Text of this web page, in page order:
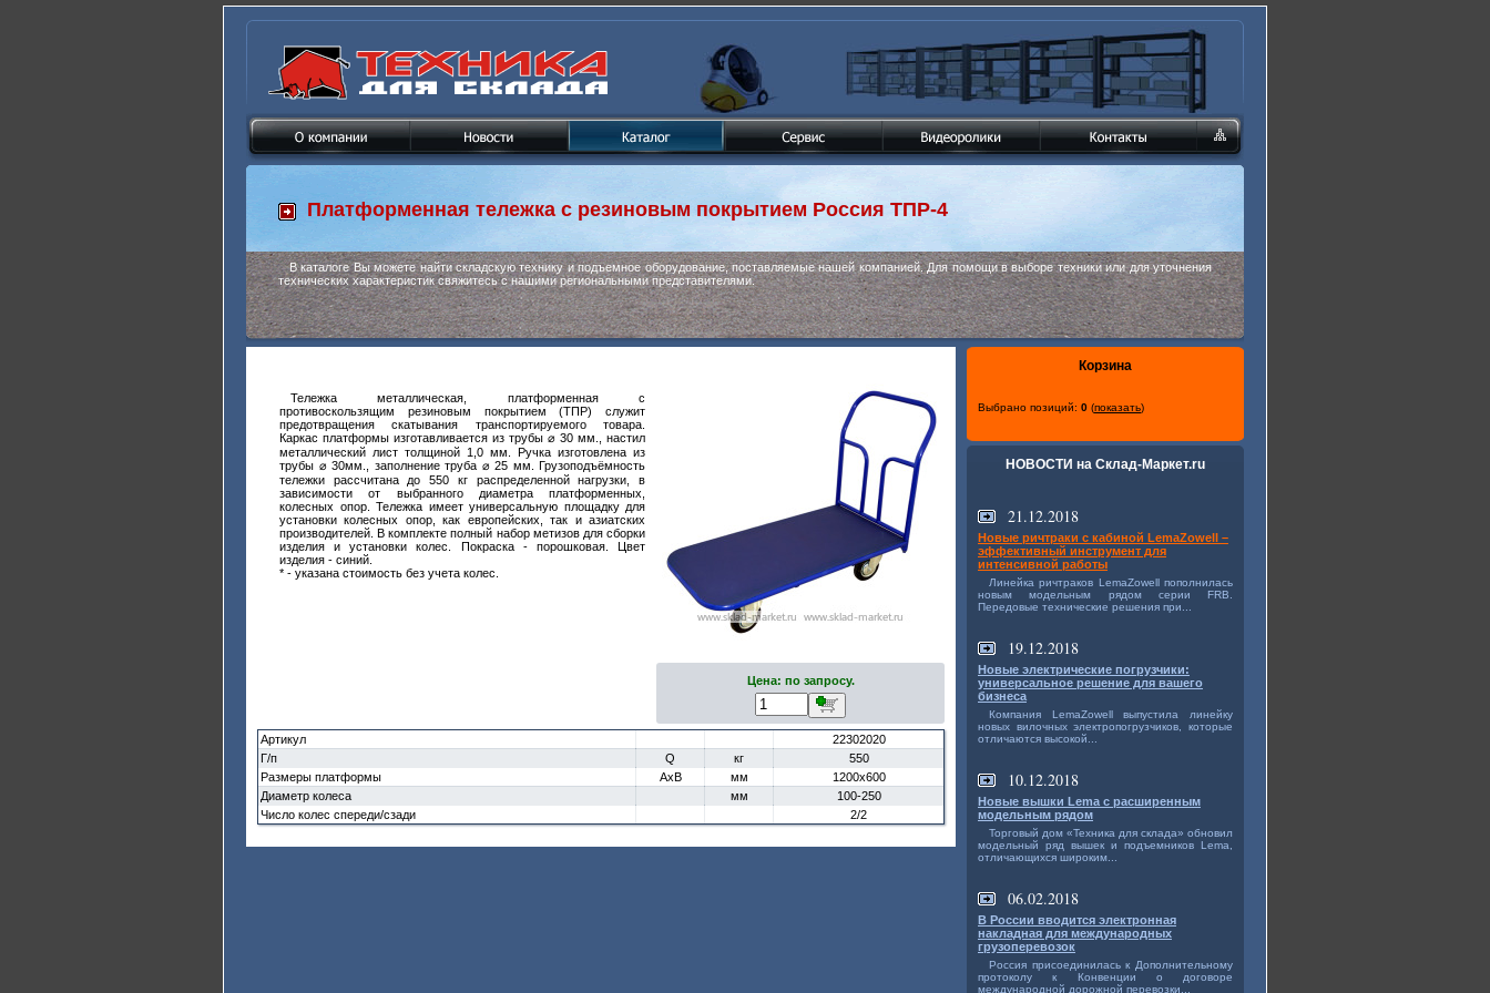
Платформенная тележка с резиновым покрытием Россия ТПР-4
В каталоге Вы можете найти складскую технику и подъемное оборудование, поставляемые нашей компанией. Для помощи в выборе техники или для уточнения
технических характеристик свяжитесь с нашими региональными представителями.
Цена: по запросу.
Тележка металлическая, платформенная с
противоскользящим резиновым покрытием (ТПР) служит
предотвращения скатывания транспортируемого товара.
Каркас платформы изготавливается из трубы ⌀ 30 мм., настил
металлический лист толщиной 1,0 мм. Ручка изготовлена из
трубы ⌀ 30мм., заполнение труба ⌀ 25 мм. Грузоподъёмность
тележки рассчитана до 550 кг распределенной нагрузки, в
зависимости от выбранного диаметра платформенных,
колесных опор. Тележка имеет универсальную площадку для
установки колесных опор, как европейских, так и азиатских
производителей. В комплекте полный набор метизов для сборки
изделия и установки колес. Покраска - порошковая. Цвет
изделия - синий.
* - указана стоимость без учета колес.
Артикул
22302020
Г/п
Q кг
550
Размеры платформы
AxB мм
1200x600
Диаметр колеса
мм
100-250
Число колес спереди/сзади
2/2
Корзина
Выбрано позиций: 0 (показать)
НОВОСТИ на Склад-Маркет.ru
21.12.2018
Новые ричтраки с кабиной LemaZowell –
эффективный инструмент для
интенсивной работы
Линейка ричтраков LemaZowell пополнилась
новым модельным рядом серии FRB.
Передовые технические решения при...
19.12.2018
Новые электрические погрузчики:
универсальное решение для вашего
бизнеса
Компания LemaZowell выпустила линейку
новых вилочных электропогрузчиков, которые
отличаются высокой...
10.12.2018
Новые вышки Lema с расширенным
модельным рядом
Торговый дом «Техника для склада» обновил
модельный ряд вышек и подъемников Lema,
отличающихся широким...
06.02.2018
В России вводится электронная
накладная для международных
грузоперевозок
Россия присоединилась к Дополнительному
протоколу к Конвенции о договоре
международной дорожной перевозки...